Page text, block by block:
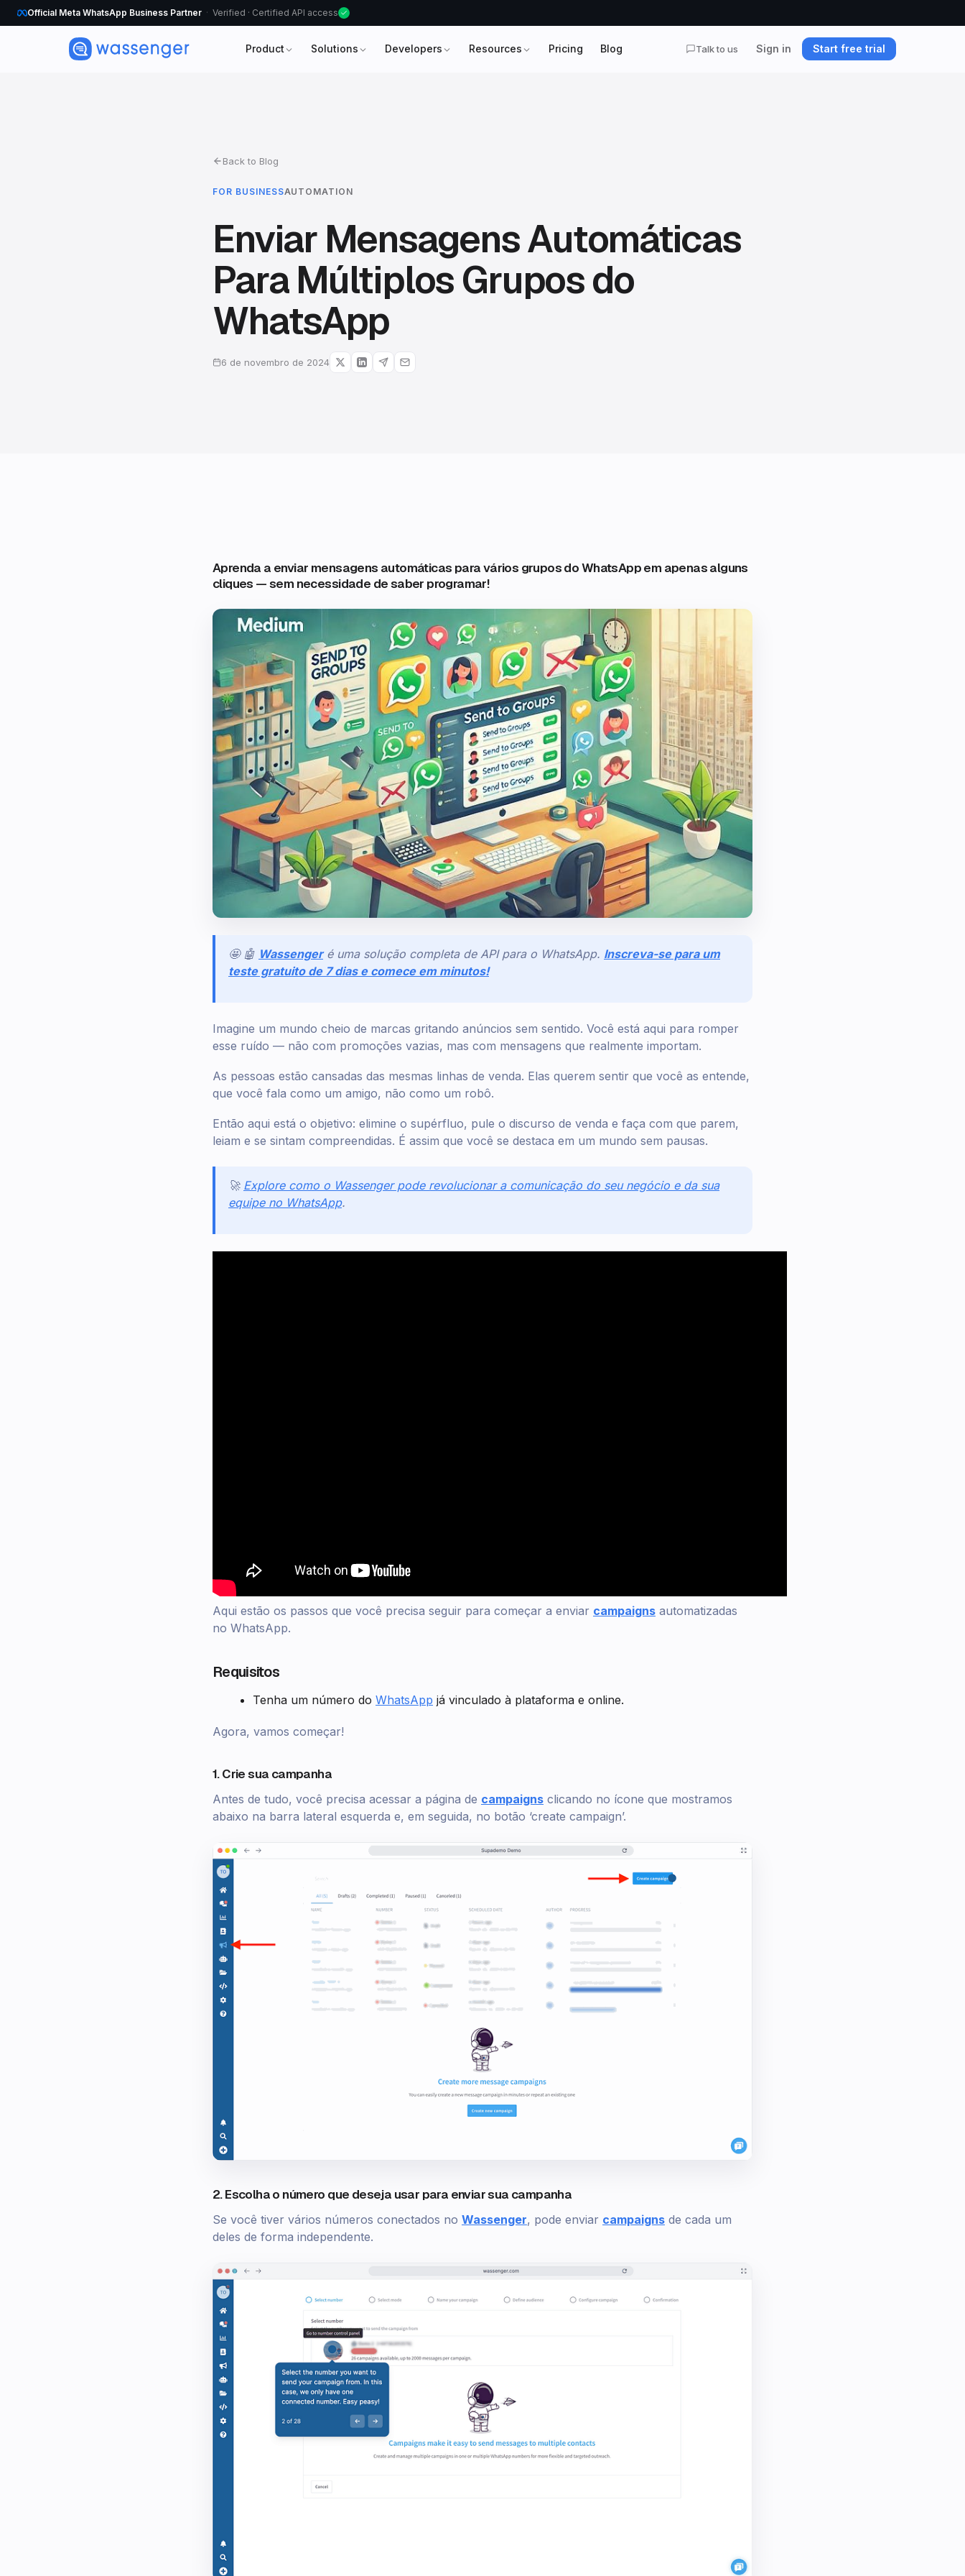
Official Meta WhatsApp Business Partner Verified · Certified API access
Product Solutions Developers Resources Pricing Blog Talk to us Sign in Start free trial
Back to Blog
FOR BUSINESSAUTOMATION
Enviar Mensagens Automáticas
Para Múltiplos Grupos do
WhatsApp
6 de novembro de 2024
Aprenda a enviar mensagens automáticas para vários grupos do WhatsApp em apenas alguns
cliques — sem necessidade de saber programar!
🤩 🤖 Wassenger é uma solução completa de API para o WhatsApp. Inscreva-se para um
teste gratuito de 7 dias e comece em minutos!
Imagine um mundo cheio de marcas gritando anúncios sem sentido. Você está aqui para romper
esse ruído — não com promoções vazias, mas com mensagens que realmente importam.
As pessoas estão cansadas das mesmas linhas de venda. Elas querem sentir que você as entende,
que você fala como um amigo, não como um robô.
Então aqui está o objetivo: elimine o supérfluo, pule o discurso de venda e faça com que parem,
leiam e se sintam compreendidas. É assim que você se destaca em um mundo sem pausas.
🚀 Explore como o Wassenger pode revolucionar a comunicação do seu negócio e da sua
equipe no WhatsApp.
Aqui estão os passos que você precisa seguir para começar a enviar campaigns automatizadas
no WhatsApp.
Requisitos
Tenha um número do WhatsApp já vinculado à plataforma e online.
Agora, vamos começar!
1. Crie sua campanha
Antes de tudo, você precisa acessar a página de campaigns clicando no ícone que mostramos
abaixo na barra lateral esquerda e, em seguida, no botão ‘create campaign’.
2. Escolha o número que deseja usar para enviar sua campanha
Se você tiver vários números conectados no Wassenger, pode enviar campaigns de cada um
deles de forma independente.